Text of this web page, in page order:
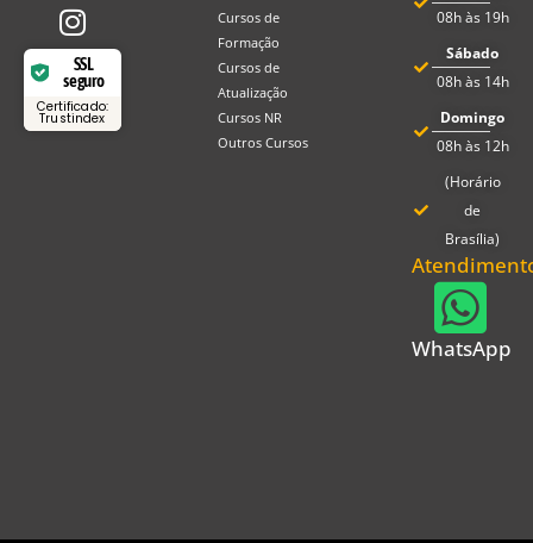
SSL
seguro
Certificado:
Trustindex
Cursos de
Formação
Cursos de
Atualização
Cursos NR
Outros Cursos
08h às 19h
Sábado
08h às 14h
Domingo
08h às 12h
(Horário
de
Brasília)
WhatsApp